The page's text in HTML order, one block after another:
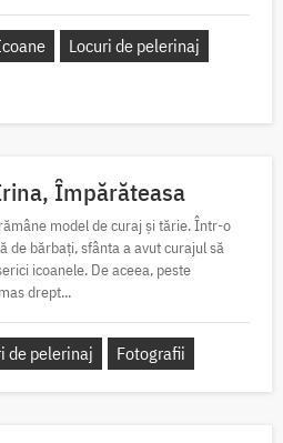
Locuri de pelerinaj
Împărăteasa
model de curaj și tărie. Într-o
de bărbați, sfânta a avut curajul să
icoanele. De aceea, peste
drept...
de pelerinaj Fotografii